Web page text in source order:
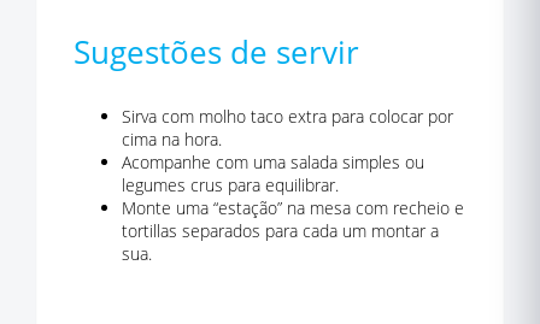
Sugestões de servir
Sirva com molho taco extra para colocar por
cima na hora.
Acompanhe com uma salada simples ou
legumes crus para equilibrar.
Monte uma “estação” na mesa com recheio e
tortillas separados para cada um montar a
sua.